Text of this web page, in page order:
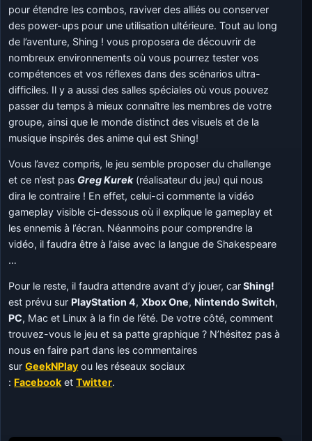
pour étendre les combos, raviver des alliés ou conserver
des power-ups pour une utilisation ultérieure. Tout au long
de l’aventure, Shing ! vous proposera de découvrir de
nombreux environnements où vous pourrez tester vos
compétences et vos réflexes dans des scénarios ultra-
difficiles. Il y a aussi des salles spéciales où vous pouvez
passer du temps à mieux connaître les membres de votre
groupe, ainsi que le monde distinct des visuels et de la
musique inspirés des anime qui est Shing!
Vous l’avez compris, le jeu semble proposer du challenge
et ce n’est pas Greg Kurek(réalisateur du jeu) qui nous
dira le contraire ! En effet, celui-ci commente la vidéo
gameplay visible ci-dessous où il explique le gameplay et
les ennemis à l’écran. Néanmoins pour comprendre la
vidéo, il faudra être à l’aise avec la langue de Shakespeare
…
Pour le reste, il faudra attendre avant d’y jouer, carShing!
est prévu sur PlayStation 4,Xbox One, Nintendo Switch,
PC, Mac et Linux à la fin de l’été. De votre côté, comment
trouvez-vous le jeu et sa patte graphique ? N’hésitez pas à
nous en faire part dans les commentaires
surGeekNPlay ou les réseaux sociaux
:Facebook etTwitter.